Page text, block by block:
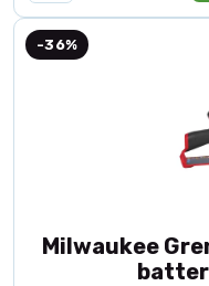
-36%
Milwaukee